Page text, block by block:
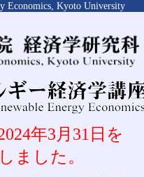
Economics, Kyoto University
年3月31日を
ました。